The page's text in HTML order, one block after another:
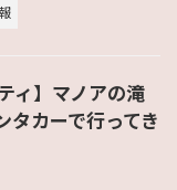
ィ】マノアの滝
タカーで行ってき